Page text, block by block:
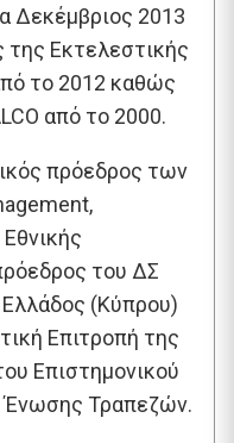
Δεκέμβριος 2013
της Εκτελεστικής
το 2012 καθώς
από το 2000.
πρόεδρος των
του ΔΣ
(Κύπρου)
Επιτροπή της
Επιστημονικού
Ένωσης Τραπεζών.